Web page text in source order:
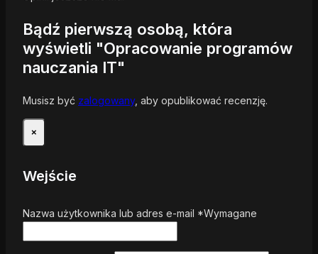
Bądź pierwszą osobą, która
wyświetli "Opracowanie programów
nauczania IT"
Musisz być zalogowany, aby opublikować recenzję.
×
Wejście
Nazwa użytkownika lub adres e-mail *Wymagane